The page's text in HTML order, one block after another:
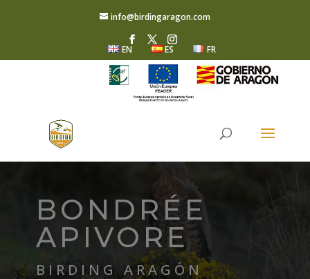
info@birdingaragon.com
EN ES FR
BONDRÉE
APIVORE
BIRDING ARAGÓN